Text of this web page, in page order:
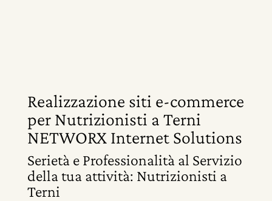
Realizzazione siti e-commerce
per Nutrizionisti a Terni
NETWORX Internet Solutions
Serietà e Professionalità al Servizio
della tua attività: Nutrizionisti a
Terni